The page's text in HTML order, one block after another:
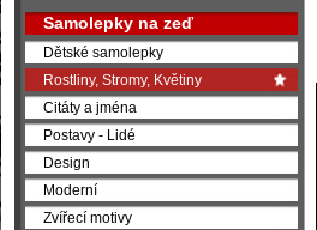
Samolepky na zeď
Dětské samolepky
Rostliny, Stromy, Květiny
Citáty a jména
Postavy - Lidé
Design
Moderní
Zvířecí motivy